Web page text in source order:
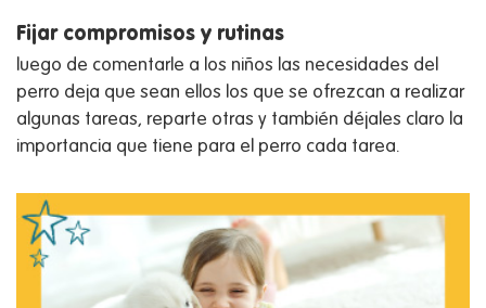
Fijar compromisos y rutinas
luego de comentarle a los niños las necesidades del
perro deja que sean ellos los que se ofrezcan a realizar
algunas tareas, reparte otras y también déjales claro la
importancia que tiene para el perro cada tarea.